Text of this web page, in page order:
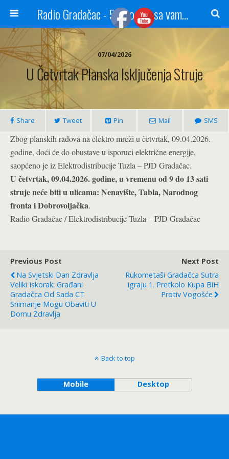
Radio Gradačac - 56 godina sa vama...
07/04/2026
U Četvrtak Planska Isključenja Struje
Share Tweet Pin Mail SMS
Zbog planskih radova na elektro mreži u četvrtak, 09.04.2026.
godine, doći će do obustave u isporuci električne energije,
saopćeno je iz Elektrodistribucije Tuzla – PJD Gradačac.
U četvrtak, 09.04.2026. godine, u vremenu od 9 do 13 sati
struje neće biti u ulicama: Nenavište, Tabla, Narodnog
fronta i Dobrovoljačka.
Radio Gradačac / Elektrodistribucije Tuzla – PJD Gradačac
Previous Post
Na Svjetski Dan Zdravlja
Veliki Iskorak: Građani
Gradačca Od Sada CT
Snimanje Mogu Obaviti U
Domu Zdravlja
Next Post
Rukometaši Gradačca Sutra
Igraju 1. Pretkolo Kupa BiH
Protiv Vogošće
Back to top
Mobile Desktop